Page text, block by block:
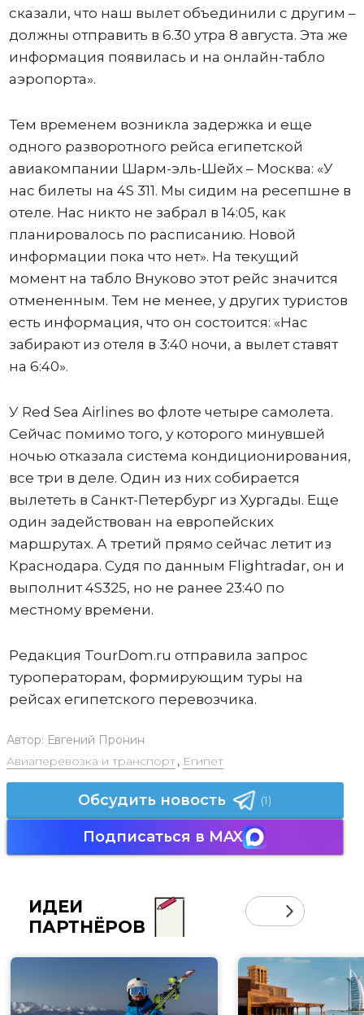
сказали, что наш вылет объединили с другим –
должны отправить в 6.30 утра 8 августа. Эта же
информация появилась и на онлайн-табло
аэропорта».
Тем временем возникла задержка и еще
одного разворотного рейса египетской
авиакомпании Шарм-эль-Шейх – Москва: «У
нас билеты на 4S 311. Мы сидим на ресепшне в
отеле. Нас никто не забрал в 14:05, как
планировалось по расписанию. Новой
информации пока что нет». На текущий
момент на табло Внуково этот рейс значится
отмененным. Тем не менее, у других туристов
есть информация, что он состоится: «Нас
забирают из отеля в 3:40 ночи, а вылет ставят
на 6:40».
У Red Sea Airlines во флоте четыре самолета.
Сейчас помимо того, у которого минувшей
ночью отказала система кондиционирования,
все три в деле. Один из них собирается
вылететь в Санкт-Петербург из Хургады. Еще
один задействован на европейских
маршрутах. А третий прямо сейчас летит из
Краснодара. Судя по данным Flightradar, он и
выполнит 4S325, но не ранее 23:40 по
местному времени.
Редакция TourDom.ru отправила запрос
туроператорам, формирующим туры на
рейсах египетского перевозчика.
Автор: Евгений Пронин
Авиаперевозка и транспорт, Египет
Обсудить новость (1)
Подписаться в MAX
ИДЕИ
ПАРТНЁРОВ